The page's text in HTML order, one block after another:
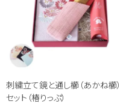
刺繍立て鏡と通し櫛（あかね櫛）
セット（椿りっぷ）